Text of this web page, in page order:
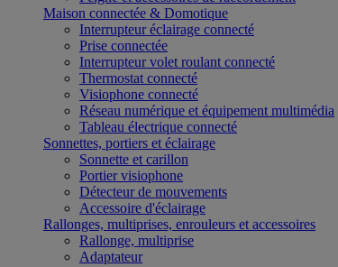
Maison connectée & Domotique
Interrupteur éclairage connecté
Prise connectée
Interrupteur volet roulant connecté
Thermostat connecté
Visiophone connecté
Réseau numérique et équipement multimédia
Tableau électrique connecté
Sonnettes, portiers et éclairage
Sonnette et carillon
Portier visiophone
Détecteur de mouvements
Accessoire d'éclairage
Rallonges, multiprises, enrouleurs et accessoires
Rallonge, multiprise
Adaptateur